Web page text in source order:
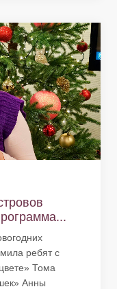
ребят с
Тома
Анны